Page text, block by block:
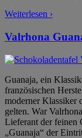
Weiterlesen ›
Valrhona
Guanaja, ein
französischen
moderner Klassiker
gelten. War
Lieferant der feinen
„Guanaja“ der